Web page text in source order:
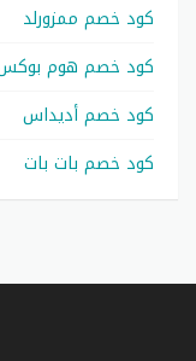
كود خصم ممزورلد
كود خصم هوم
كود خصم أديداس
كود خصم بات بات